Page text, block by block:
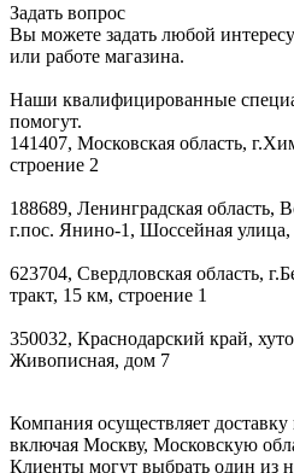
Задать вопрос
Вы можете задать любой
или работе магазина.
Наши квалифицированные
помогут.
141407, Московская область,
строение 2
188689, Ленинградская область,
г.пос. Янино-1, Шоссейная
623704, Свердловская область,
тракт, 15 км, строение 1
350032, Краснодарский край,
Живописная, дом 7
Компания осуществляет
включая Москву, Московскую
Клиенты могут выбрать один из